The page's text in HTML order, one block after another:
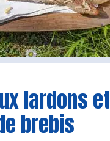
lardons et
brebis